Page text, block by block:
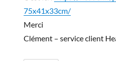
75x41x33cm/
Merci
Clément – service client